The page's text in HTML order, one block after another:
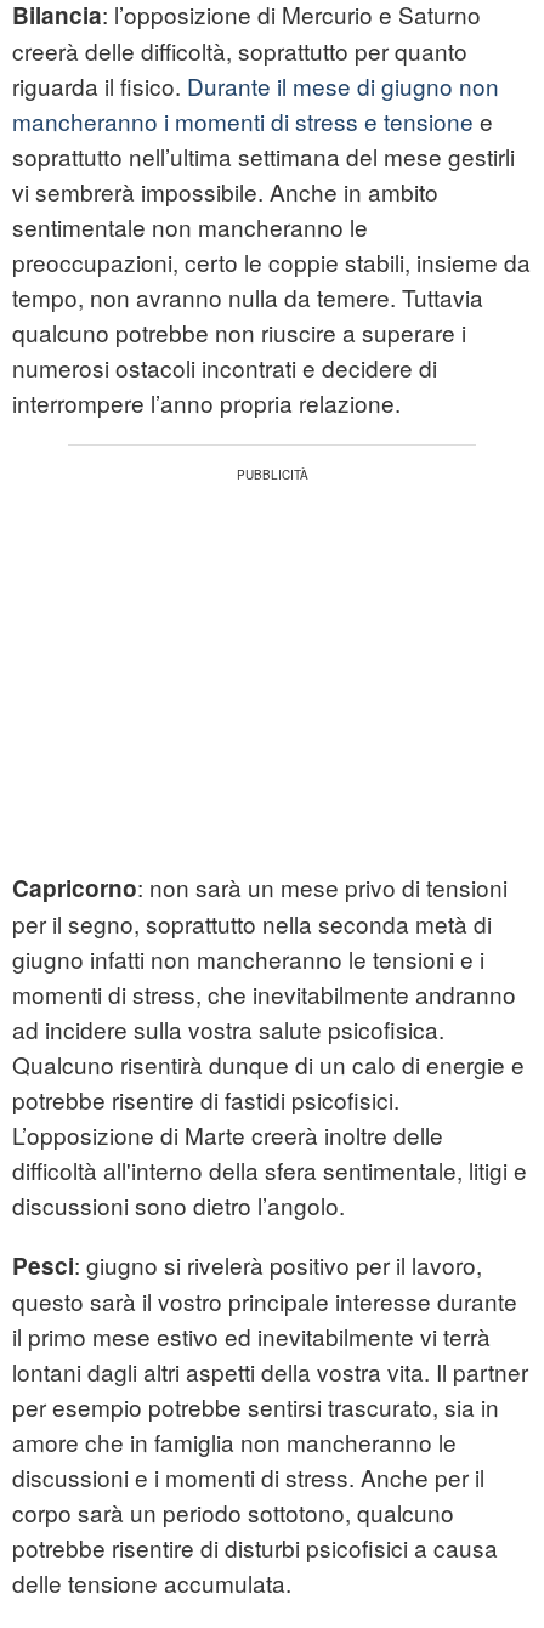
Bilancia: l’opposizione di Mercurio e Saturno
creerà delle difficoltà, soprattutto per quanto
riguarda il fisico. Durante il mese di giugno non
mancheranno i momenti di stress e tensione e
soprattutto nell’ultima settimana del mese gestirli
vi sembrerà impossibile. Anche in ambito
sentimentale non mancheranno le
preoccupazioni, certo le coppie stabili, insieme da
tempo, non avranno nulla da temere. Tuttavia
qualcuno potrebbe non riuscire a superare i
numerosi ostacoli incontrati e decidere di
interrompere l’anno propria relazione.
Capricorno: non sarà un mese privo di tensioni
per il segno, soprattutto nella seconda metà di
giugno infatti non mancheranno le tensioni e i
momenti di stress, che inevitabilmente andranno
ad incidere sulla vostra salute psicofisica.
Qualcuno risentirà dunque di un calo di energie e
potrebbe risentire di fastidi psicofisici.
L’opposizione di Marte creerà inoltre delle
difficoltà all'interno della sfera sentimentale, litigi e
discussioni sono dietro l’angolo.
Pesci: giugno si rivelerà positivo per il lavoro,
questo sarà il vostro principale interesse durante
il primo mese estivo ed inevitabilmente vi terrà
lontani dagli altri aspetti della vostra vita. Il partner
per esempio potrebbe sentirsi trascurato, sia in
amore che in famiglia non mancheranno le
discussioni e i momenti di stress. Anche per il
corpo sarà un periodo sottotono, qualcuno
potrebbe risentire di disturbi psicofisici a causa
delle tensione accumulata.